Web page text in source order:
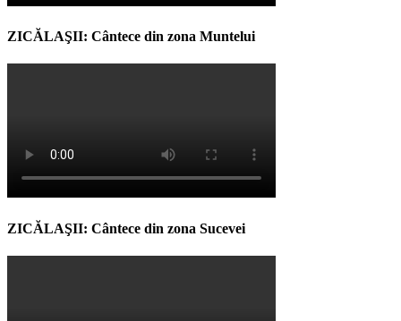
ZICĂLAŞII: Cântece din zona Muntelui
ZICĂLAŞII: Cântece din zona Sucevei